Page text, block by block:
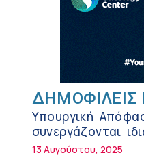
Μαρίνα
Αθανάσιος
Hospital):
Διακοπές με
6:20 πμ
Ειρήνη Ζίγκιρη
θερμική
εργαζόμενους
ΔΗΜΟΦΙΛΕΙΣ
Υπουργική
συνεργάζονται
νοσοκομεία του
13 Αυγούστου, 2025